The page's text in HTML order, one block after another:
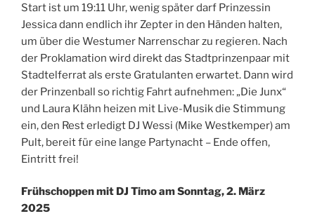
Start ist um 19:11 Uhr, wenig später darf Prinzessin
Jessica dann endlich ihr Zepter in den Händen halten,
um über die Westumer Narrenschar zu regieren. Nach
der Proklamation wird direkt das Stadtprinzenpaar mit
Stadtelferrat als erste Gratulanten erwartet. Dann wird
der Prinzenball so richtig Fahrt aufnehmen: „Die Junx“
und Laura Klähn heizen mit Live-Musik die Stimmung
ein, den Rest erledigt DJ Wessi (Mike Westkemper) am
Pult, bereit für eine lange Partynacht – Ende offen,
Eintritt frei!
Frühschoppen mit DJ Timo am Sonntag, 2. März
2025